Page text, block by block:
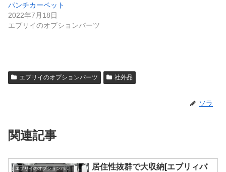
パンチカーペット
2022年7月18日
エブリイのオプションパーツ
エブリイのオプションパーツ 社外品
ソラ
関連記事
エブリイのオプションパーツ
居住性抜群で大収納[エブリィバ